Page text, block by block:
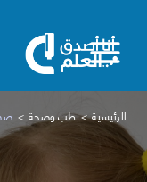
الرئيسية طب وصحة